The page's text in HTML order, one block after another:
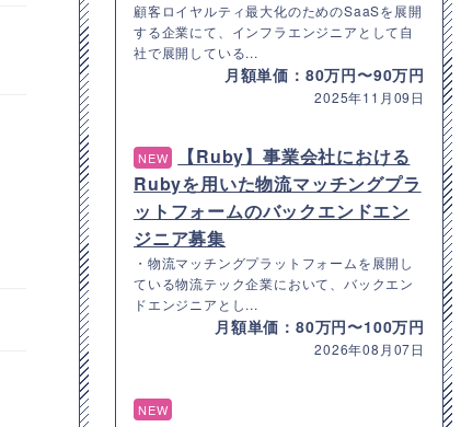
顧客ロイヤルティ最大化のためのSaaSを展開
する企業にて、インフラエンジニアとして自
社で展開している...
月額単価：80万円〜90万円
2025年11月09日
NEW
【Ruby】事業会社における
Rubyを用いた物流マッチングプラ
ットフォームのバックエンドエン
ジニア募集
・物流マッチングプラットフォームを展開し
ている物流テック企業において、バックエン
ドエンジニアとし...
月額単価：80万円〜100万円
2026年08月07日
NEW